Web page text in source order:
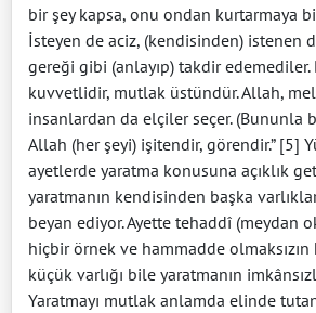
bir şey kapsa, onu ondan kurtarmaya
İsteyen de aciz, (kendisinden) istenen
gereği gibi (anlayıp) takdir
kuvvetlidir, mutlak üstündür. Allah,
insanlardan da elçiler seçer. (Bununla
Allah (her şeyi) işitendir, görendir.” [5]
ayetlerde yaratma konusuna açıklık
yaratmanın kendisinden başka varlıklar
beyan ediyor. Ayette tehaddî (meydan
hiçbir örnek ve hammadde
küçük varlığı bile yaratmanın
Yaratmayı mutlak anlamda elinde